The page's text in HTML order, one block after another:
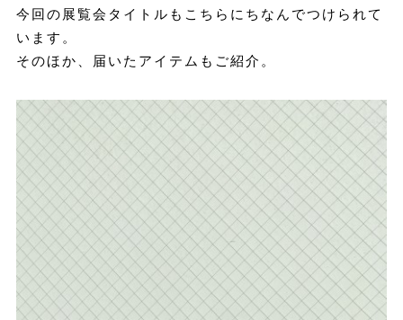
今回の展覧会タイトルもこちらにちなんでつけられて
います。
そのほか、届いたアイテムもご紹介。